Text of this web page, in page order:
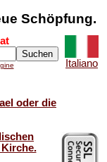
Schöpfung.
Italiano
oder die